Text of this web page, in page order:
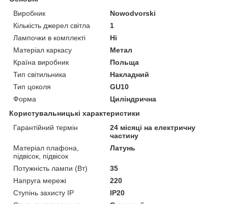
Виробник
Nowodvorski
Кількість джерел світла
1
Лампочки в комплекті
Ні
Матеріал каркасу
Метал
Країна виробник
Польща
Тип світильника
Накладний
Тип цоколя
GU10
Форма
Циліндрична
Користувальницькі характеристики
Гарантійний термін
24 місяці на електричну
частину
Матеріал плафона,
підвісок, підвісок
Латунь
Потужність лампи (Вт)
35
Напруга мережі
220
Ступінь захисту IP
IP20